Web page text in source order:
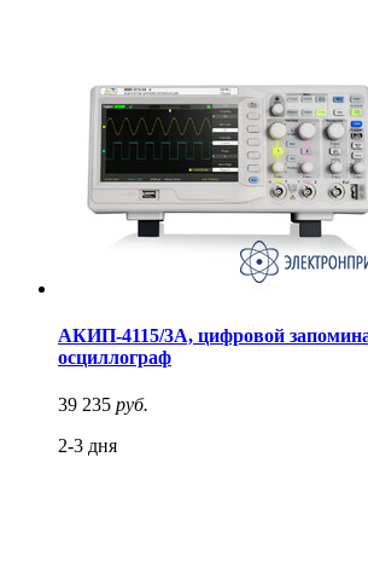
АКИП-4115/3А, цифровой
осциллограф
39 235 руб.
2-3 дня